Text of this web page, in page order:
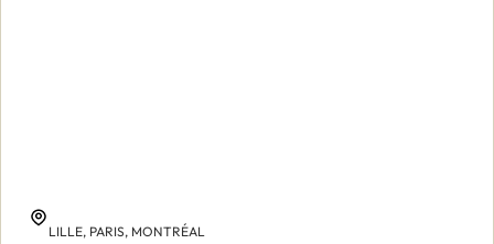
LILLE, PARIS, MONTRÉAL